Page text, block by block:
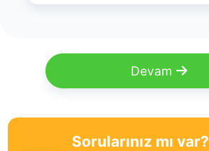
Devam
Sorularınız mı var?